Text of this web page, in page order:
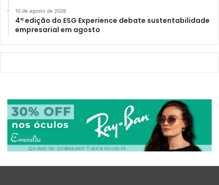
10 de agosto de 2026
4ª edição do ESG Experience debate sustentabilidade
empresarial em agosto